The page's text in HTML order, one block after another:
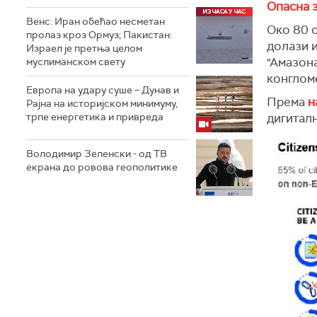
Венс: Иран обећао несметан
пролаз кроз Ормуз; Пакистан:
Израел је претња целом
муслиманском свету
Европа на удару суше – Дунав и
Рајна на историјском минимуму,
трпе енергетика и привреда
Володимир Зеленски - од ТВ
екрана до ровова геополитике
Опасна
Око 80
долази
Према